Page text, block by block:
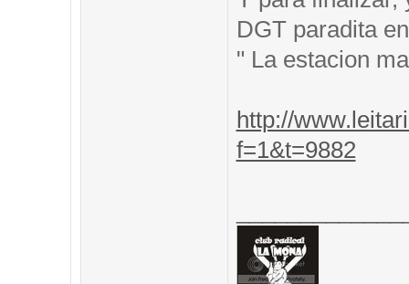
DGT paradita
" La estacion
http://
f=1&t=9882